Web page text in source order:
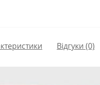
Відгуки (0)